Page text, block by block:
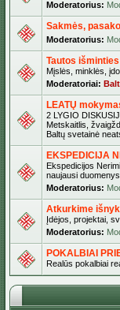
Moderatorius:
Sakmės,
Moderatorius:
Tautos
Mįslės, minklės,
Moderatoriai:
LEATŲ
2 LYGIO
Metskaitlis,
Baltų svetainė
EKSPEDICIJA
Ekspedicijos
naujausi
Moderatorius:
Atkurkime
Įdėjos, projektai,
Moderatorius:
POKALBIAI
Realūs pokalbiai